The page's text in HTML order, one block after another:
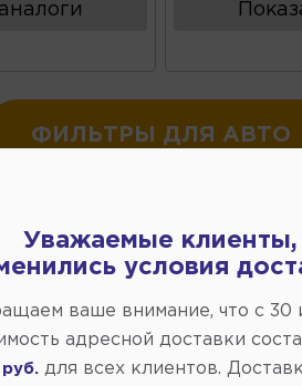
ФИЛЬТРЫ ДЛЯ АВТО
нам:
Уважаемые клиенты,
условия
ваше внимание, что c 30
адресной доставки
для всех клиентов.